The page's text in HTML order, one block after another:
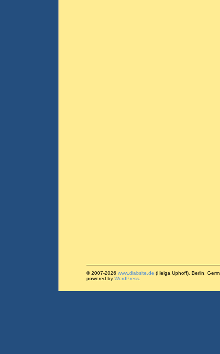
© 2007-2026 www.diabsite.de (Helga Uphoff), Berlin,
powered by WordPress.